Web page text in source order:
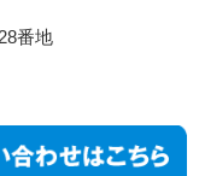
番地